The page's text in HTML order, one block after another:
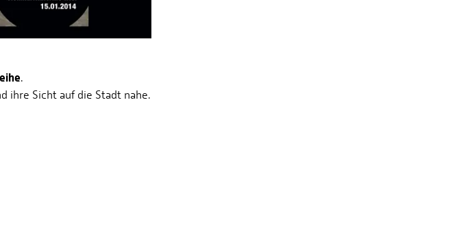
.
ihre Sicht auf die Stadt nahe.